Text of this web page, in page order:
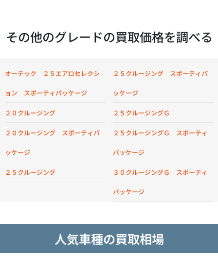
その他のグレードの買取価格を調べる
オーテック ２５エアロセレクシ
ョン スポーティパッケージ
２０クルージング
２０クルージング スポーティパ
ッケージ
２５クルージング
２５クルージング スポーティパ
ッケージ
２５クルージングＧ
２５クルージングＧ スポーティ
パッケージ
３０クルージングＧ スポーティ
パッケージ
人気車種の買取相場